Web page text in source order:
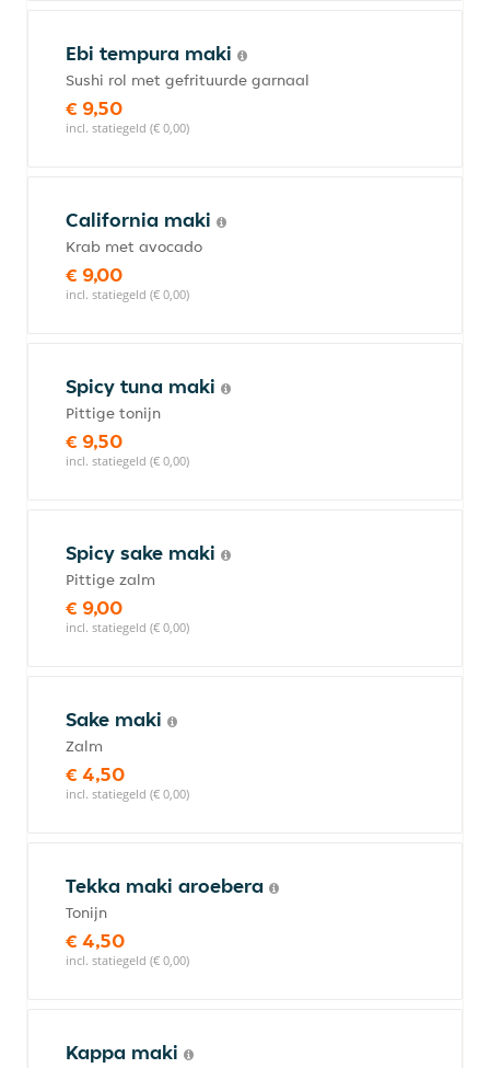
Ebi tempura maki
Sushi rol met gefrituurde garnaal
€ 9,50
incl. statiegeld (€ 0,00)
California maki
Krab met avocado
€ 9,00
incl. statiegeld (€ 0,00)
Spicy tuna maki
Pittige tonijn
€ 9,50
incl. statiegeld (€ 0,00)
Spicy sake maki
Pittige zalm
€ 9,00
incl. statiegeld (€ 0,00)
Sake maki
Zalm
€ 4,50
incl. statiegeld (€ 0,00)
Tekka maki aroebera
Tonijn
€ 4,50
incl. statiegeld (€ 0,00)
Kappa maki